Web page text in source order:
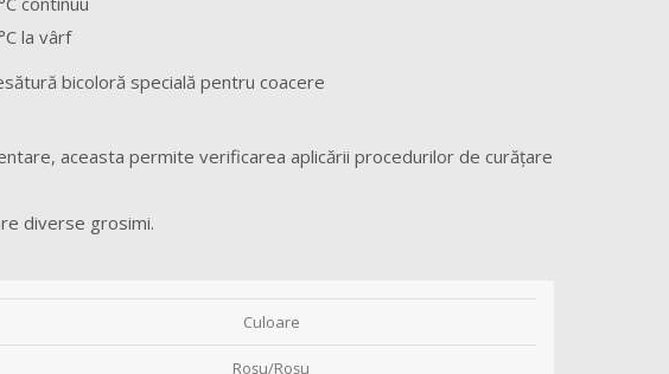
la vârf
bicoloră specială pentru coacere
aceasta permite verificarea aplicării procedurilor de curăţare
diverse grosimi.
Culoare
Roşu/Roşu